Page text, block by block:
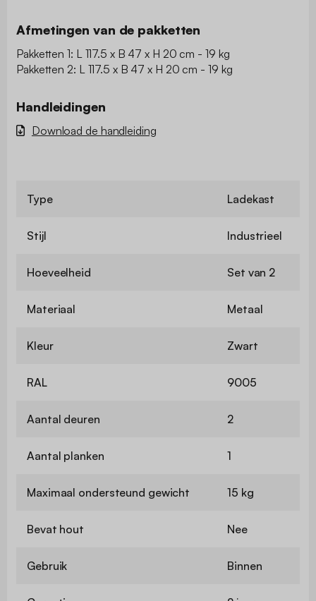
Afmetingen van de pakketten
Pakketten 1: L 117.5 x B 47 x H 20 cm - 19 kg
Pakketten 2: L 117.5 x B 47 x H 20 cm - 19 kg
Handleidingen
Download de handleiding
Type Ladekast
Stijl Industrieel
Hoeveelheid Set van 2
Materiaal Metaal
Kleur Zwart
RAL 9005
Aantal deuren 2
Aantal planken 1
Maximaal ondersteund gewicht 15 kg
Bevat hout Nee
Gebruik Binnen